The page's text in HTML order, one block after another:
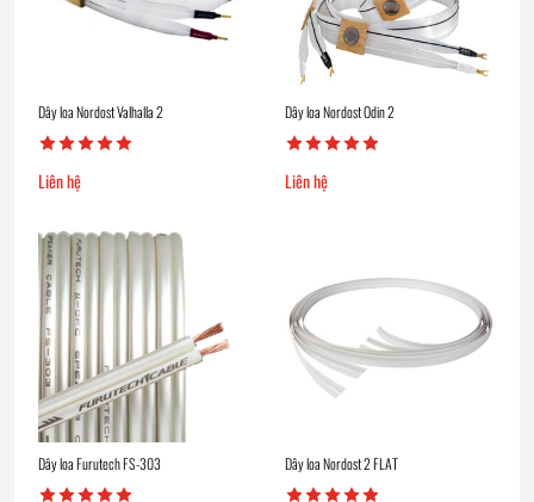
Dây loa Nordost Valhalla 2
Liên hệ
Dây loa Nordost Odin 2
Liên hệ
Dây loa Furutech FS-303 Dây loa Nordost 2 FLAT